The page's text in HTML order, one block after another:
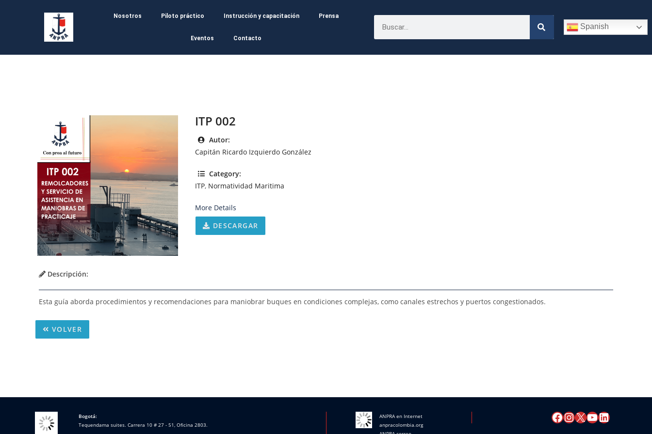
Nosotros Piloto práctico Instrucción y capacitación Prensa
Eventos Contacto
Spanish
ITP 002
Autor:
Capitán Ricardo Izquierdo González
Category:
ITP, Normatividad Maritima
More Details
DESCARGAR
Descripción:
Esta guía aborda procedimientos y recomendaciones para maniobrar buques en condiciones complejas, como canales estrechos y puertos congestionados.
VOLVER
Bogotá:
Tequendama suites. Carrera 10 # 27 - 51, Oficina 2803.
ANPRA en Internet
anpracolombia.org